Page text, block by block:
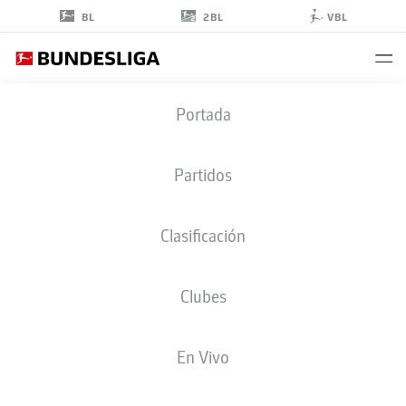
BL 2BL VBL
Portada
Partidos
Clasificación
Clubes
En Vivo